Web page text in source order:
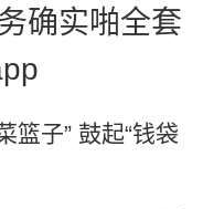
确实啪全套
篮子” 鼓起“钱袋